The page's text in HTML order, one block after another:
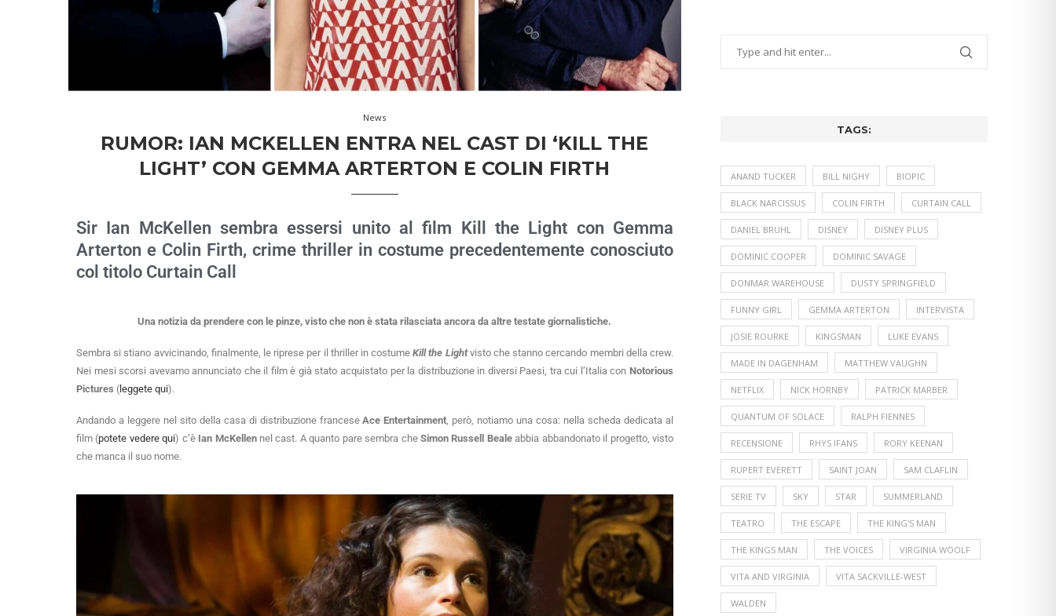
News
RUMOR: IAN MCKELLEN ENTRA NEL CAST DI ‘KILL THE
LIGHT’ CON GEMMA ARTERTON E COLIN FIRTH
Sir Ian McKellen sembra essersi unito al film Kill the Light con Gemma
Arterton e Colin Firth, crime thriller in costume precedentemente conosciuto
col titolo Curtain Call
Una notizia da prendere con le pinze, visto che non è stata rilasciata ancora da altre testate giornalistiche.
Sembra si stiano avvicinando, finalmente, le riprese per il thriller in costumeKill the Lightvisto che stanno cercando membri della crew.
Nei mesi scorsi avevamo annunciato che il film è già stato acquistato per la distribuzione in diversi Paesi, tra cui l’Italia con Notorious
Pictures (leggete qui).
Andando a leggere nel sito della casa di distribuzione franceseAce Entertainment , però, notiamo una cosa: nella scheda dedicata al
film (potete vedere qui) c’è Ian McKellennel cast. A quanto pare sembra cheSimon Russell Bealeabbia abbandonato il progetto, visto
che manca il suo nome.
TAGS:
ANAND TUCKER BILL NIGHY BIOPIC
BLACK NARCISSUS COLIN FIRTH CURTAIN CALL
DANIEL BRUHL DISNEY DISNEY PLUS
DOMINIC COOPER DOMINIC SAVAGE
DONMAR WAREHOUSE DUSTY SPRINGFIELD
FUNNY GIRL GEMMA ARTERTON INTERVISTA
JOSIE ROURKE KINGSMAN LUKE EVANS
MADE IN DAGENHAM MATTHEW VAUGHN
NETFLIX NICK HORNBY PATRICK MARBER
QUANTUM OF SOLACE RALPH FIENNES
RECENSIONE RHYS IFANS RORY KEENAN
RUPERT EVERETT SAINT JOAN SAM CLAFLIN
SERIE TV SKY STAR SUMMERLAND
TEATRO THE ESCAPE THE KING'S MAN
THE KINGS MAN THE VOICES VIRGINIA WOOLF
VITA AND VIRGINIA VITA SACKVILLE-WEST
WALDEN